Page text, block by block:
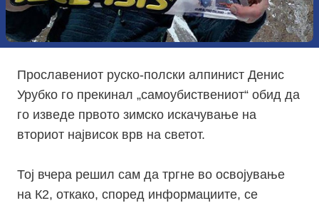
Прославениот руско-полски алпинист Денис
Урубко го прекинал „самоубиствениот“ обид да
го изведе првото зимско искачување на
вториот највисок врв на светот.
Тој вчера решил сам да тргне во освојување
на К2, откако, според информациите, се